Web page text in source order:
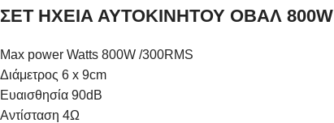
ΣΕΤ ΗΧΕΙΑ ΑΥΤΟΚΙΝΗΤΟΥ ΟΒΑΛ 800W
Max power Watts 800W /300RMS
Διάμετρος 6 x 9cm
Ευαισθησία 90dB
Αντίσταση 4Ω